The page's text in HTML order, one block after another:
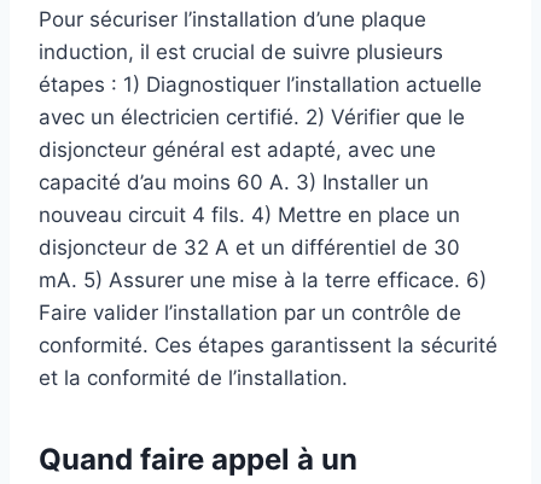
Pour sécuriser l’installation d’une plaque
induction, il est crucial de suivre plusieurs
étapes : 1) Diagnostiquer l’installation actuelle
avec un électricien certifié. 2) Vérifier que le
disjoncteur général est adapté, avec une
capacité d’au moins 60 A. 3) Installer un
nouveau circuit 4 fils. 4) Mettre en place un
disjoncteur de 32 A et un différentiel de 30
mA. 5) Assurer une mise à la terre efficace. 6)
Faire valider l’installation par un contrôle de
conformité. Ces étapes garantissent la sécurité
et la conformité de l’installation.
Quand faire appel à un